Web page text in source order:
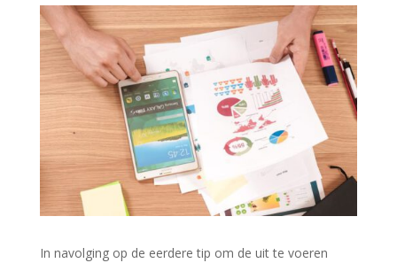
In navolging op de eerdere tip om de uit te voeren